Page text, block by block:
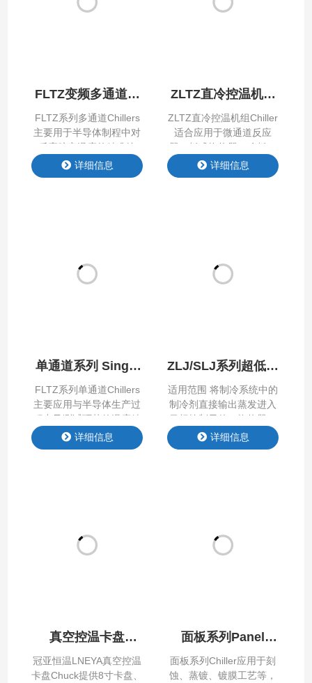
方式，可以显示环境温
FLTZ变频多通道系
列Chiller
FLTZ系列多通道Chillers
主要用于半导体制程中对
反应腔室温度的精准控
制，公司在系统中应用多
种算法（PID、前馈PID、
详细信息
ZLTZ直冷控温机组
Chiller
ZLTZ直冷控温机组Chiller
适合应⽤于微通道反应
器、板式换热器、冷板、
热沉板、管式反应器等换
热⾯积⼩、制冷量⼤、温
详细信息
单通道系列 Single
Channel Chiller
FLTZ系列单通道Chillers
主要应用与半导体生产过
程中及测试环节的温度精
准控制，公司在系统中应
用多种算法（PID、前馈
详细信息
ZLJ/SLJ系列超低温
直冷机
适用范围 将制冷系统中的
制冷剂直接输出蒸发进⼊
⽬标控制元件（换热器）
换热，从⽽使⽬标控制对
象降温。具备换热能力相
所。 也可以如⽓体捕集运
⽤，将制冷剂直接通⼊捕
详细信息
真空控温卡盘
Chuck
冠亚恒温LNEYA真空控温
卡盘Chuck提供8寸卡盘、
面板系列Panel
Chiller
面板系列Chiller应⽤于刻
蚀、蒸镀、镀膜⼯艺等，